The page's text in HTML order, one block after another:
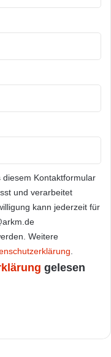
diesem Kontaktformular
und verarbeitet
kann jederzeit für
Weitere
.
gelesen